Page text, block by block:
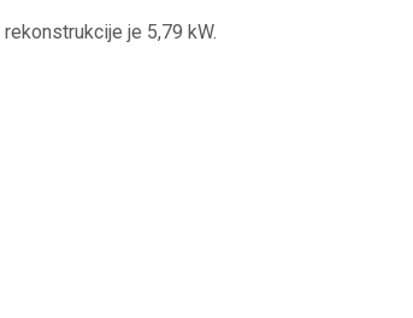
je 5,79 kW.